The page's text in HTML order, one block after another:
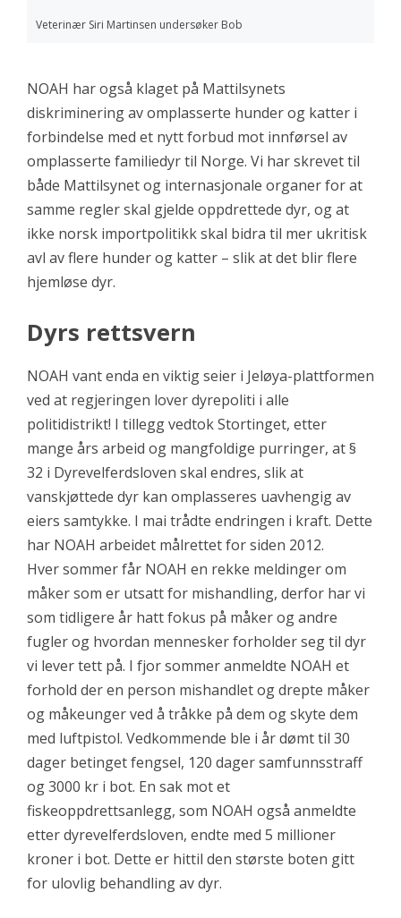
Veterinær Siri Martinsen undersøker Bob
NOAH har også klaget på Mattilsynets
diskriminering av omplasserte hunder og katter i
forbindelse med et nytt forbud mot innførsel av
omplasserte familiedyr til Norge. Vi har skrevet til
både Mattilsynet og internasjonale organer for at
samme regler skal gjelde oppdrettede dyr, og at
ikke norsk importpolitikk skal bidra til mer ukritisk
avl av flere hunder og katter – slik at det blir flere
hjemløse dyr.
Dyrs rettsvern
NOAH vant enda en viktig seier i Jeløya-plattformen
ved at regjeringen lover dyrepoliti i alle
politidistrikt! I tillegg vedtok Stortinget, etter
mange års arbeid og mangfoldige purringer, at §
32 i Dyrevelferdsloven skal endres, slik at
vanskjøttede dyr kan omplasseres uavhengig av
eiers samtykke. I mai trådte endringen i kraft. Dette
har NOAH arbeidet målrettet for siden 2012.
Hver sommer får NOAH en rekke meldinger om
måker som er utsatt for mishandling, derfor har vi
som tidligere år hatt fokus på måker og andre
fugler og hvordan mennesker forholder seg til dyr
vi lever tett på. I fjor sommer anmeldte NOAH et
forhold der en person mishandlet og drepte måker
og måkeunger ved å tråkke på dem og skyte dem
med luftpistol. Vedkommende ble i år dømt til 30
dager betinget fengsel, 120 dager samfunnsstraff
og 3000 kr i bot. En sak mot et
fiskeoppdrettsanlegg, som NOAH også anmeldte
etter dyrevelferdsloven, endte med 5 millioner
kroner i bot. Dette er hittil den største boten gitt
for ulovlig behandling av dyr.